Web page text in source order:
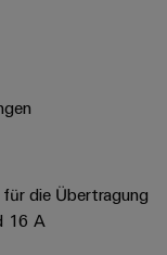
die Übertragung
16 A